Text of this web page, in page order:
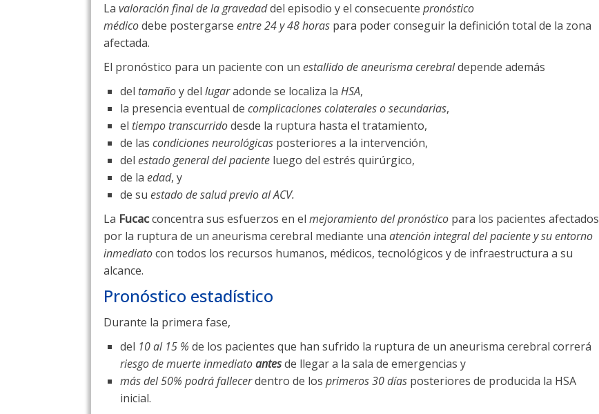
La valoración final de la gravedaddel episodio y el consecuente pronóstico
médicodebe postergarse entre 24 y 48 horas para poder conseguir la definición total de la zona
afectada.
El pronóstico para un paciente con un estallido de aneurisma cerebraldepende además
del tamañoy del lugaradonde se localiza la HSA,
la presencia eventual de complicaciones colaterales o secundarias,
el tiempo transcurridodesde la ruptura hasta el tratamiento,
de las condiciones neurológicas posteriores a la intervención,
del estado general del paciente luego del estrés quirúrgico,
de la edad, y
de su estado de salud previo al ACV.
La Fucacconcentra sus esfuerzos en el mejoramiento del pronóstico para los pacientes afectados
por la ruptura de un aneurisma cerebral mediante una atención integral del paciente y su entorno
inmediatocon todos los recursos humanos, médicos, tecnológicos y de infraestructura a su
alcance.
Pronóstico estadístico
Durante la primera fase,
del 10 al 15 % de los pacientes que han sufrido la ruptura de un aneurisma cerebral correrá
riesgo de muerte inmediatoantesde llegar a la sala de emergencias y
más del 50% podrá fallecerdentro de los primeros 30 días posteriores de producida la HSA
inicial.